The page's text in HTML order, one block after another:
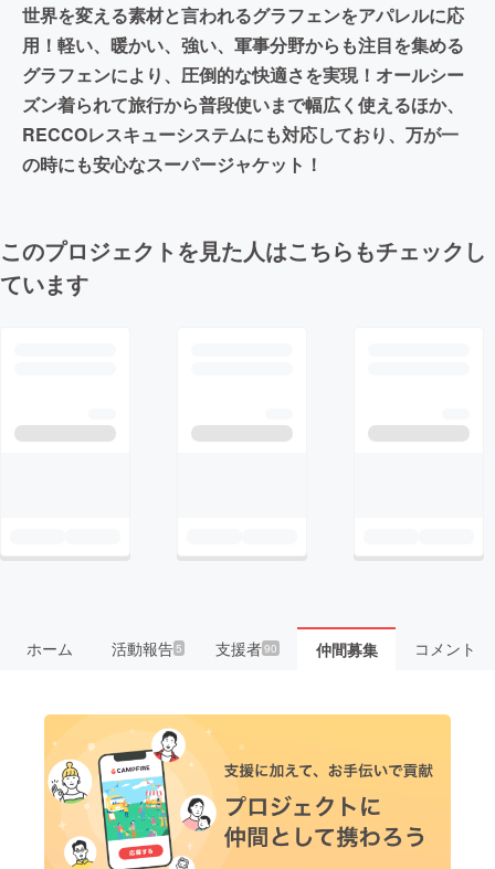
世界を変える素材と言われるグラフェンをアパレルに応
用！軽い、暖かい、強い、軍事分野からも注目を集める
グラフェンにより、圧倒的な快適さを実現！オールシー
ズン着られて旅行から普段使いまで幅広く使えるほか、
RECCOレスキューシステムにも対応しており、万が一
の時にも安心なスーパージャケット！
このプロジェクトを見た人はこちらもチェックし
ています
ホーム 活動報告5 支援者90 仲間募集 コメント